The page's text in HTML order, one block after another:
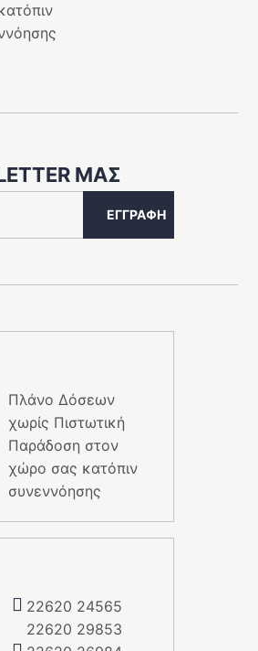
ΜΑΣ
ΕΓΓΡΑΦΉ
Πλάνο Δόσεων
χωρίς Πιστωτική
Παράδοση στον
χώρο σας κατόπιν
συνεννόησης
22620 24565
22620 29853